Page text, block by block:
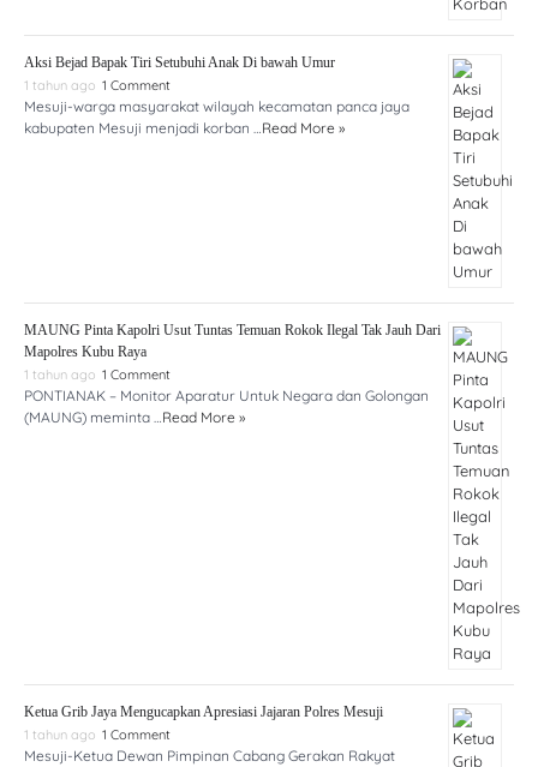
Aksi Bejad Bapak Tiri Setubuhi Anak Di bawah Umur
1 tahun ago 1 Comment
Mesuji-warga masyarakat wilayah kecamatan panca jaya
kabupaten Mesuji menjadi korban …Read More »
MAUNG Pinta Kapolri Usut Tuntas Temuan Rokok Ilegal Tak Jauh Dari
Mapolres Kubu Raya
1 tahun ago 1 Comment
PONTIANAK – Monitor Aparatur Untuk Negara dan Golongan
(MAUNG) meminta …Read More »
Ketua Grib Jaya Mengucapkan Apresiasi Jajaran Polres Mesuji
1 tahun ago 1 Comment
Mesuji-Ketua Dewan Pimpinan Cabang Gerakan Rakyat